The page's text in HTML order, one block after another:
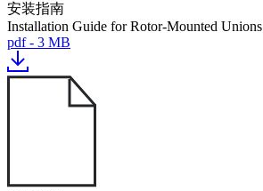
安装指南
Installation Guide for Rotor-Mounted Unions
pdf - 3 MB